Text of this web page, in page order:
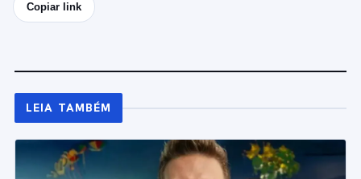
Copiar link
LEIA TAMBÉM